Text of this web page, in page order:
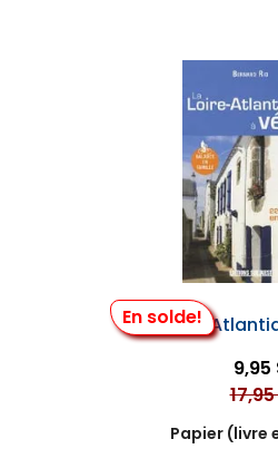
En solde!
La Loire-
9,95
Papier (livre